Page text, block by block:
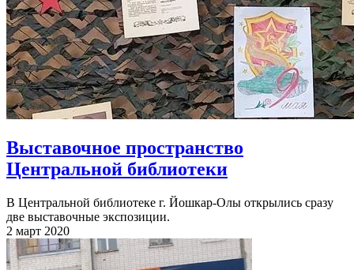
Выставочное пространство
Центральной библиотеки
В Центральной библиотеке г. Йошкар-Олы открылись сразу
две выставочные экспозиции.
2 март 2020